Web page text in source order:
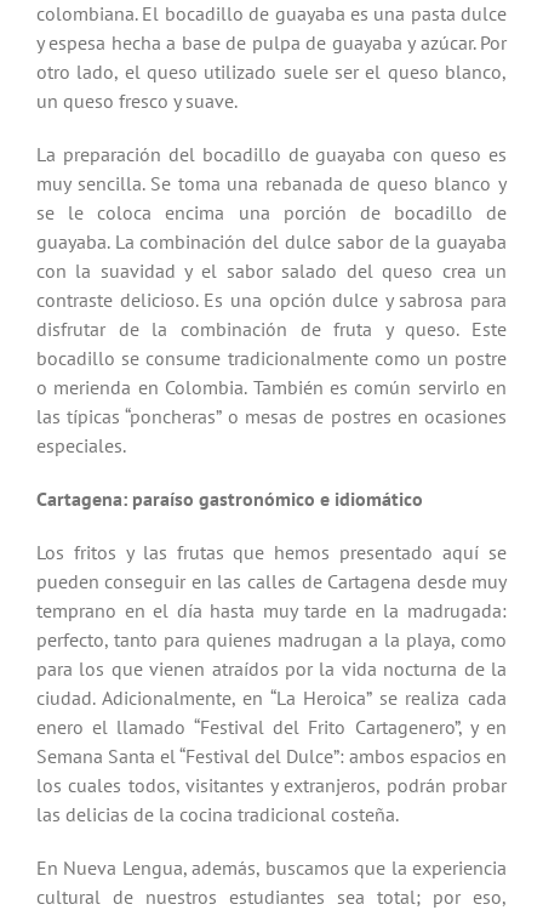
colombiana. El bocadillo de guayaba es una pasta dulce
y espesa hecha a base de pulpa de guayaba y azúcar. Por
otro lado, el queso utilizado suele ser el queso blanco,
un queso fresco y suave.
La preparación del bocadillo de guayaba con queso es
muy sencilla. Se toma una rebanada de queso blanco y
se le coloca encima una porción de bocadillo de
guayaba. La combinación del dulce sabor de la guayaba
con la suavidad y el sabor salado del queso crea un
contraste delicioso. Es una opción dulce y sabrosa para
disfrutar de la combinación de fruta y queso. Este
bocadillo se consume tradicionalmente como un postre
o merienda en Colombia. También es común servirlo en
las típicas “poncheras” o mesas de postres en ocasiones
especiales.
Cartagena: paraíso gastronómico e idiomático
Los fritos y las frutas que hemos presentado aquí se
pueden conseguir en las calles de Cartagena desde muy
temprano en el día hasta muy tarde en la madrugada:
perfecto, tanto para quienes madrugan a la playa, como
para los que vienen atraídos por la vida nocturna de la
ciudad. Adicionalmente, en “La Heroica” se realiza cada
enero el llamado “Festival del Frito Cartagenero”, y en
Semana Santa el “Festival del Dulce”: ambos espacios en
los cuales todos, visitantes y extranjeros, podrán probar
las delicias de la cocina tradicional costeña.
En Nueva Lengua, además, buscamos que la experiencia
cultural de nuestros estudiantes sea total; por eso,